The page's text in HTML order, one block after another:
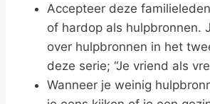
Accepteer deze
of hardop als hulpbronnen.
over hulpbronnen in het
deze serie; “Je vriend als
Wanneer je weinig